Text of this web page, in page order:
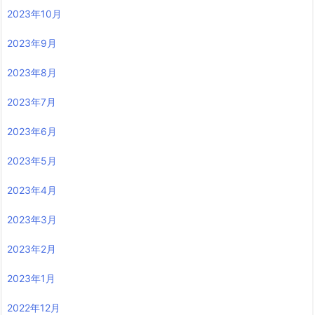
2023年10月
2023年9月
2023年8月
2023年7月
2023年6月
2023年5月
2023年4月
2023年3月
2023年2月
2023年1月
2022年12月